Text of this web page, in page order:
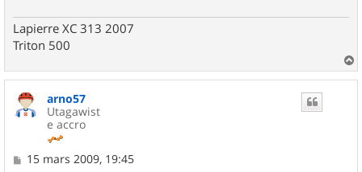
Lapierre XC 313 2007
Triton 500
a
arno57
Utagawist
e accro
M15 mars 2009, 19:45